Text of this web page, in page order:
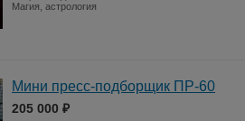
Магия, астрология
Мини пресс-подборщик ПР-60
205 000 ₽